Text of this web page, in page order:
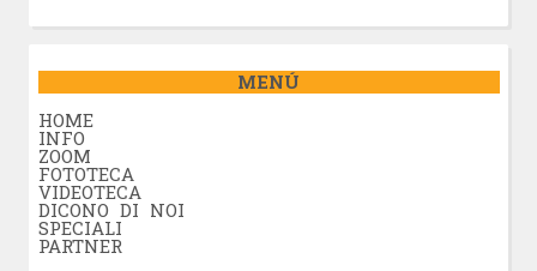
MENÚ
HOME
INFO
ZOOM
FOTOTECA
VIDEOTECA
DICONO DI NOI
SPECIALI
PARTNER